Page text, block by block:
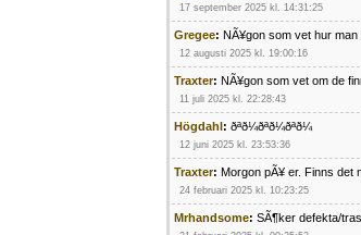
17 september 2025 kl. 14:31:25
Gregee: NÃ¥gon som vet hur
12 augusti 2025 kl. 19:00:16
Traxter: NÃ¥gon som vet om de
11 juli 2025 kl. 22:28:43
Högdahl: ðªð¼ðªð¼ðªð¼
12 juni 2025 kl. 23:53:36
Traxter: Morgon pÃ¥ er. Finns det
24 februari 2025 kl. 10:23:25
Mrhandsome: SÃ¶ker defekta/